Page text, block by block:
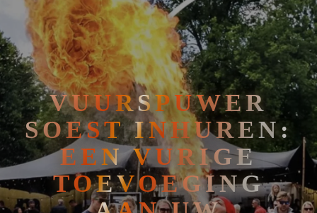
VUURSPUWER
SOEST INHUREN:
EEN VURIGE
TOEVOEGING